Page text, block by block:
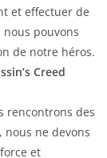
et effectuer de
pouvons
de notre héros.
Creed
rencontrons des
ne devons
et